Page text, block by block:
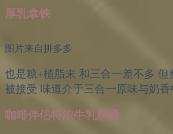
厚乳拿铁
图片来自拼多多
也是糖+植脂末 和三合一差不多 但
被接受 味道介于三合一原味与奶香
咖啡伴侣特浓牛乳胶囊